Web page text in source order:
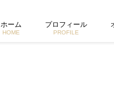
ホーム
HOME
プロフィール
PROFILE